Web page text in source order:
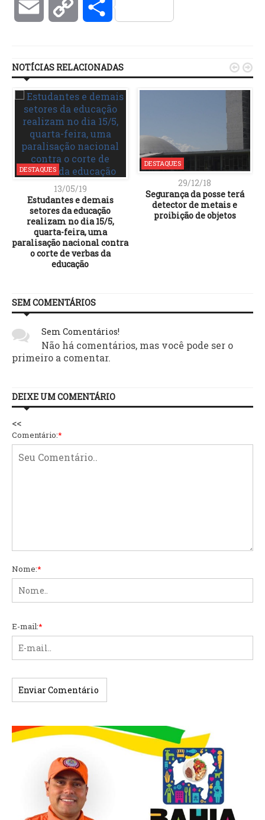
Email Copy Compartilhar
NOTÍCIAS RELACIONADAS
DESTAQUES
13/05/19
Estudantes e demais
setores da educação
realizam no dia 15/5,
quarta-feira, uma
paralisação nacional contra
o corte de verbas da
educação
DESTAQUES
29/12/18
Segurança da posse terá
detector de metais e
proibição de objetos
 
SEM COMENTÁRIOS
Sem Comentários!
Não há comentários, mas você pode ser o
primeiro a comentar.
DEIXE UM COMENTÁRIO
<<
Comentário:*
Nome:*
E-mail:*